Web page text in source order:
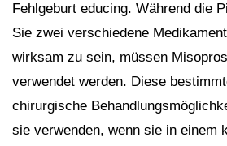
Fehlgeburt educing. Während die
Sie zwei verschiedene
wirksam zu sein, müssen
verwendet werden. Diese
chirurgische
sie verwenden, wenn sie in einem